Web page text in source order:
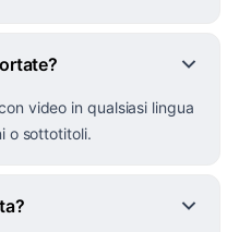
video in qualsiasi lingua
o sottotitoli.